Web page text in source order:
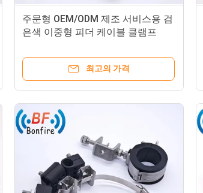
주문형 OEM/ODM 제조 서비스용 검
은색 이중형 피더 케이블 클램프
최고의 가격